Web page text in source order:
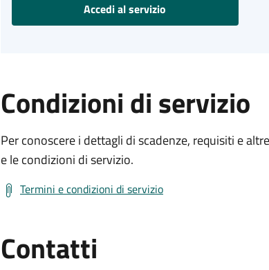
Accedi al servizio
Condizioni di servizio
Per conoscere i dettagli di scadenze, requisiti e
e le condizioni di servizio.
Termini e condizioni di servizio
Contatti